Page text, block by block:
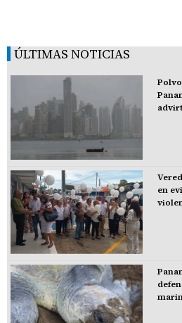
ÚLTIMAS NOTICIAS
en